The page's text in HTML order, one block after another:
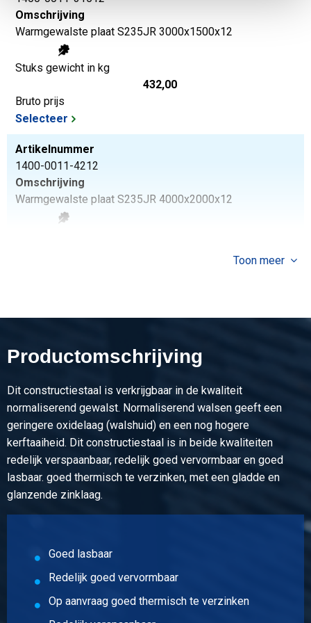
Omschrijving
Warmgewalste plaat S235JR 3000x1500x12
Stuks gewicht in kg
432,00
Bruto prijs
Selecteer
Artikelnummer
1400-0011-4212
Omschrijving
Warmgewalste plaat S235JR 4000x2000x12
Artikelnummer
Omschrijving
Warmgewalste plaat S235JR 6000x2000x12
Stuks gewicht in kg
1.152,00
Bruto prijs
Selecteer
Artikelnummer
1400-0011-2115
Omschrijving
Stuks gewicht in kg
Bruto prijs
Toon meer
Productomschrijving
Dit constructiestaal is verkrijgbaar in de kwaliteit
normaliserend gewalst. Normaliserend walsen geeft een
geringere oxidelaag (walshuid) en een nog hogere
kerftaaiheid. Dit constructiestaal is in beide kwaliteiten
redelijk verspaanbaar, redelijk goed vervormbaar en goed
lasbaar. goed thermisch te verzinken, met een gladde en
glanzende zinklaag.
Goed lasbaar
Redelijk goed vervormbaar
Op aanvraag goed thermisch te verzinken